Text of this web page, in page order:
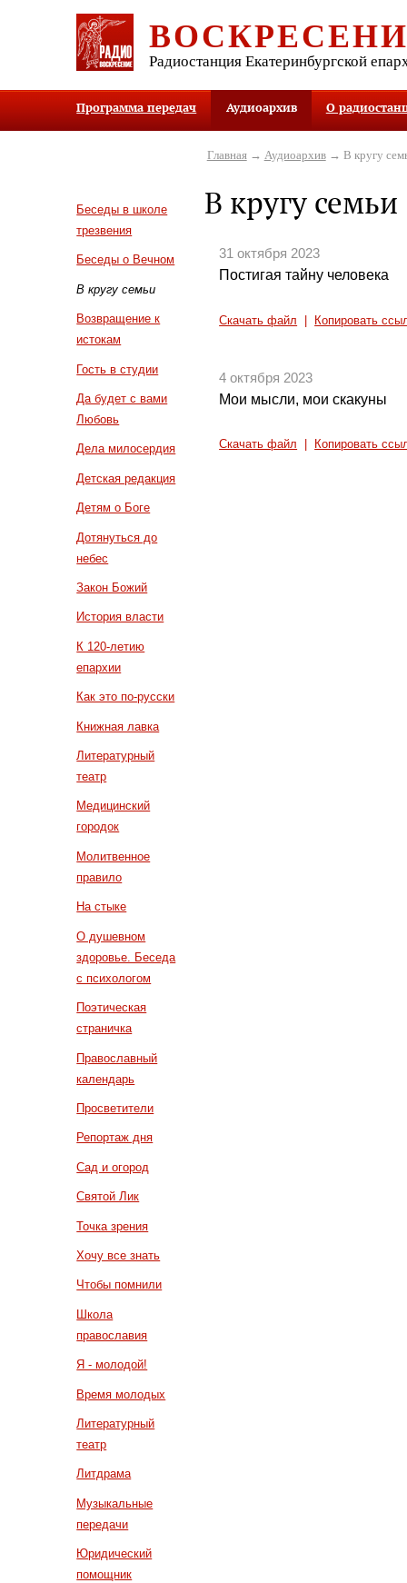
Радиостанция Екатеринбургской
Программа передач Аудиоархив О
Беседы в школе
трезвения
Беседы о Вечном
В кругу семьи
Возвращение к
истокам
Гость в студии
Да будет с вами
Любовь
Дела милосердия
Детская редакция
Детям о Боге
Дотянуться до
небес
Закон Божий
История власти
К 120-летию
епархии
Как это по-русски
Книжная лавка
Литературный
театр
Медицинский
городок
Молитвенное
правило
На стыке
О душевном
здоровье. Беседа
с психологом
Поэтическая
страничка
Православный
календарь
Просветители
Репортаж дня
Сад и огород
Святой Лик
Точка зрения
Хочу все знать
Чтобы помнили
Школа
православия
Я - молодой!
Время молодых
Литературный
театр
Литдрама
Музыкальные
передачи
Юридический
помощник
Главная→ Аудиоархив→ В кругу
В кругу семьи
31 октября 2023
Постигая тайну человека
Скачать файл Копировать
4 октября 2023
Мои мысли, мои скакуны
Скачать файл Копировать